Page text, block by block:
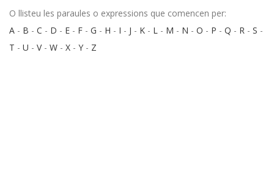
O llisteu les paraules o expressions que comencen per:
A - B - C - D - E - F - G - H - I - J - K - L - M - N - O - P - Q - R - S -
T - U - V- W - X - Y - Z